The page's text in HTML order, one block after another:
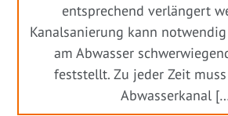
entsprechend verlängert
Kanalsanierung kann
am Abwasser
feststellt. Zu jeder Zeit
Abwasserkanal